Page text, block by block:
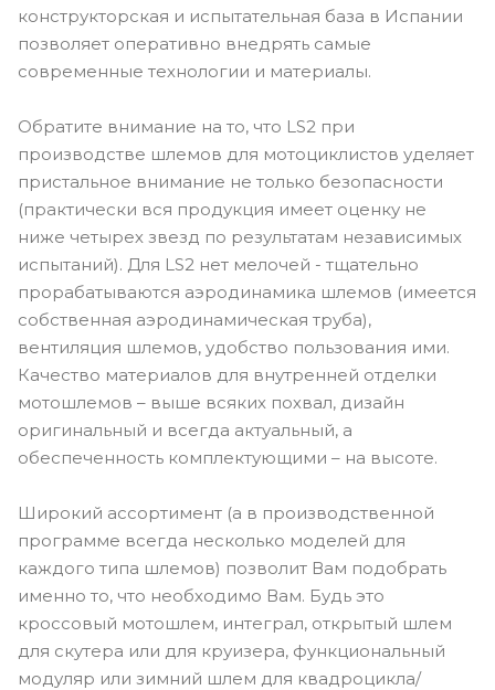
конструкторская и испытательная база в Испании
позволяет оперативно внедрять самые
современные технологии и материалы.
Обратите внимание на то, что LS2 при
производстве шлемов для мотоциклистов уделяет
пристальное внимание не только безопасности
(практически вся продукция имеет оценку не
ниже четырех звезд по результатам независимых
испытаний). Для LS2 нет мелочей - тщательно
прорабатываются аэродинамика шлемов (имеется
собственная аэродинамическая труба),
вентиляция шлемов, удобство пользования ими.
Качество материалов для внутренней отделки
мотошлемов – выше всяких похвал, дизайн
оригинальный и всегда актуальный, а
обеспеченность комплектующими – на высоте.
Широкий ассортимент (а в производственной
программе всегда несколько моделей для
каждого типа шлемов) позволит Вам подобрать
именно то, что необходимо Вам. Будь это
кроссовый мотошлем, интеграл, открытый шлем
для скутера или для круизера, функциональный
модуляр или зимний шлем для квадроцикла/